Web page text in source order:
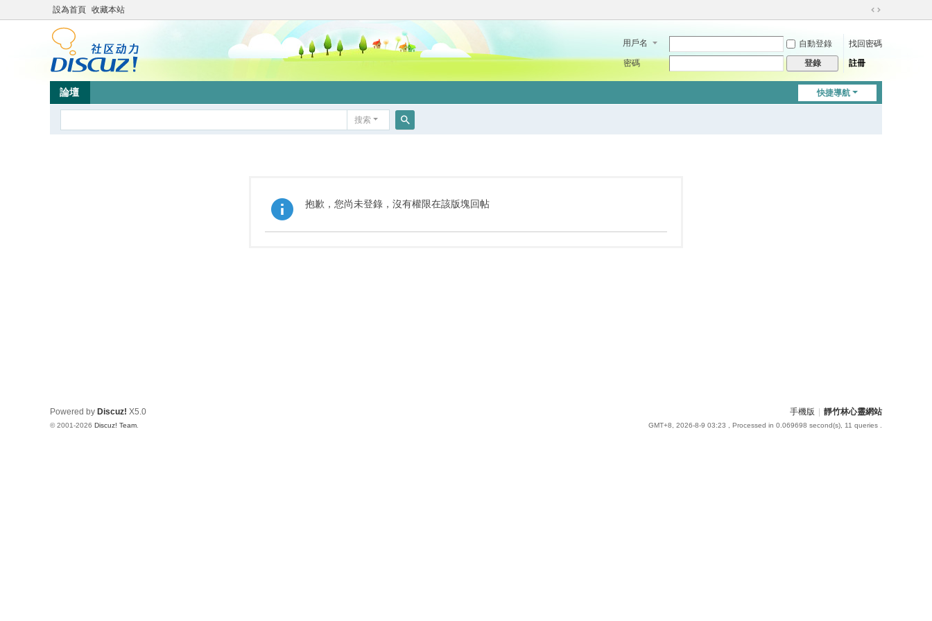
設為首頁 收藏本站
切
到
用戶名 自動登錄
找回密碼
密碼
登錄 註冊
快捷導航
論壇
搜索
抱歉，您尚未登錄，沒有權限在該版塊回帖
手機版 靜竹林心靈網站
GMT+8, 2026-8-9 03:23 , Processed in 0.069698 second(s), 11 queries .
Powered by Discuz! X5.0
© 2001-2026 Discuz! Team